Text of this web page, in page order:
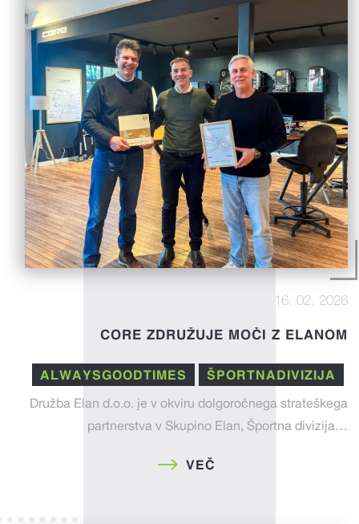
16. 02. 2026
CORE ZDRUŽUJE MOČI Z ELANOM
ALWAYSGOODTIMES ŠPORTNADIVIZIJA
Družba Elan d.o.o. je v okviru dolgoročnega strateškega
partnerstva v Skupino Elan, Športna divizija…
VEČ